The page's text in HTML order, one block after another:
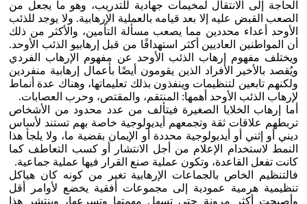
الحاجة إلى الانتقال لمخيمات جهادية للتدريب، وهو ما يجعل من
الصعب القبض عليه إلا بعد قيامه بالعملية الإرهابية. ولا يوجد للذئب
الأوحد أعداء محددين مما يصعب مسألة التأمين، والأكثر من ذلك
أن المواطنين العاديين أكثر استهدافًا من قبل إرهابيو الذئب الأوحد.
ويختلف مفهوم إرهاب الذئب الأوحد عن مفهوم الإرهاب الفردي
ويُقصد بالأخير الأفراد الذين يقومون أيضًا بأعمال إرهابية منفردين
ولكنهم تابعين لتنظيمات وينفذون بذلك تعليماتها، وهناك عدة أنماط
لإرهاب الذئب الأوحد أهمها: المنتقم، والمقتص، وحرب العصابات.
أما إرهاب الخلايا الصغيرة فيتألف من عدد محدود من الأشخاص
تربطهم علاقات ثقة وتجمعهم أيديولوجية خاصة بهم تستند لأساس
ديني أو إثني أو أيديولوجية محددة أو الإيمان بقضية ما، ولا يلجأ هذا
النمط لاستخدام الإعلام من أجل الانتشار أو كسب التعاطف كما
كانت تفعل القاعدة، وتكون عملية صنع القرار فيها عملية جماعية.
فالتنظيم الخاص بالجماعات الإرهابية تغير من كونه كان هياكل
تنظيمية هرمية عمودية إلى مجموعات أفقية يخضع لأوامر أقل
وأصبحت أكثر مرونة حتى تسهل مهمتها وتسرعها، وينتشر هذا